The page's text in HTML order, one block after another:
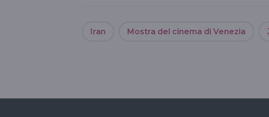
Iran Mostra del cinema di Venezia